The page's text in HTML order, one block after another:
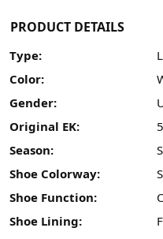
PRODUCT DETAILS
Type:
Color:
Gender:
Original EK:
Season:
Shoe Colorway:
Shoe Function:
Shoe Lining: